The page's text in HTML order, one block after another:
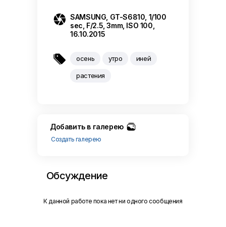
 SAMSUNG, GT-S6810, 1/100
sec, F/2.5, 3mm, ISO 100,
16.10.2015
 осень утро иней
растения
Добавить в галерею
Создать галерею
Обсуждение
К данной работе пока нет ни одного сообщения